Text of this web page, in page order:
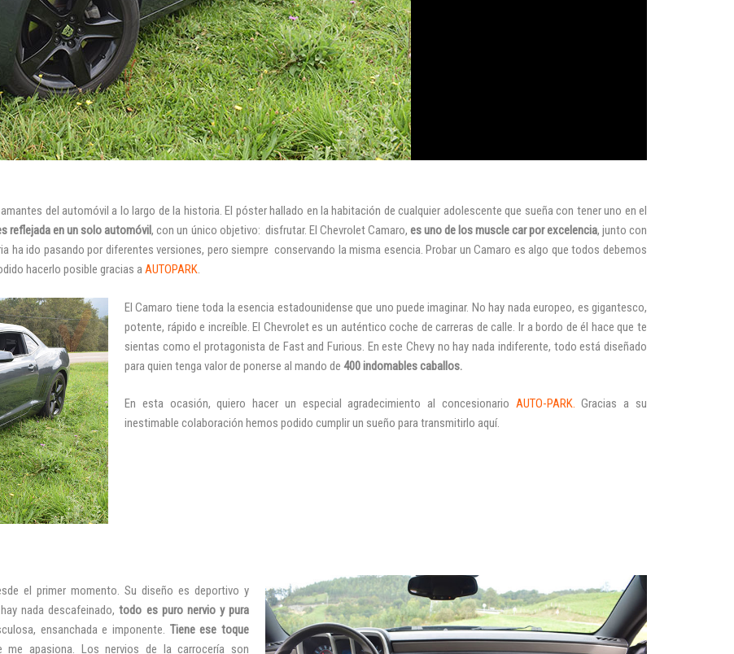
del automóvil a lo largo de la historia. El póster hallado en la habitación de cualquier adolescente que sueña con tener uno en el
reflejada en un solo automóvil, con un único objetivo: disfrutar. El Chevrolet Camaro, es uno de los muscle car por excelencia, junto con
ha ido pasando por diferentes versiones, pero siempreconservando la misma esencia. Probar un Camaro es algo que todos debemos
hacerlo posible gracias a AUTOPARK.
El Camaro tiene toda la esencia estadounidense que uno puede imaginar. No hay nada europeo, es gigantesco,
potente, rápido e increíble. El Chevrolet es un auténtico coche de carreras de calle. Ir a bordo de él hace que te
sientas como elprotagonista de Fast and Furious. En este Chevy no hay nada indiferente, todo está diseñado
para quien tenga valor de ponerse al mando de 400 indomables caballos.
En esta ocasión, quiero hacer un especial agradecimiento al concesionario AUTO-PARK. Gracias a su
inestimable colaboración hemos podido cumplir un sueño para transmitirlo aquí.
el primer momento. Su diseño es deportivo y
nada descafeinado,todo es puro nervio y pura
ensanchada e imponente. Tiene ese toque
me apasiona. Los nervios de lacarrocería son